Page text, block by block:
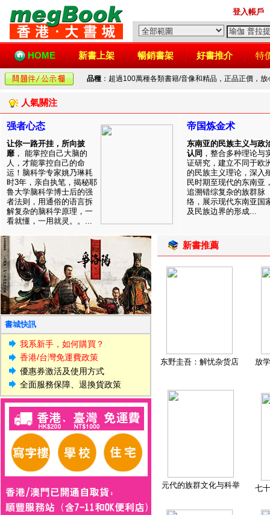
登入帳戶
HOME 新書上架 暢銷書架 好書推介 特
品種 ：超過100萬種各類書籍/音像和精品，正品正價，
人氣關注
强者心态
让你一路开挂，所向披
靡 ， 能掌控自己大脑的
人，才能掌控自己的命
运！脑科学专家姚乃琳耗
时3年，亲自执笔，揭秘耶
鲁大学脑科学博士后的强
者法则，用通俗的语言拆
解复杂的脑科学原理，一
看就懂，一用就灵。。...
帝国炼金术
东南亚的民族主义与政
认同 ，整合多种理论与
证研究，建立不同于欧
的民族主义理论，深入
民时期至现代的东南亚
追溯错综复杂的族群脉
络，展示现代东南亚国
及民族边界的形成...
書城快訊
我系新手，如何購買？
香港/台灣免運費政策
優惠券激活及使用方式
全面服務保障、退換貨政策
新書推薦
东野圭吾：解忧杂货店 放
元代的族群文化与科举 七